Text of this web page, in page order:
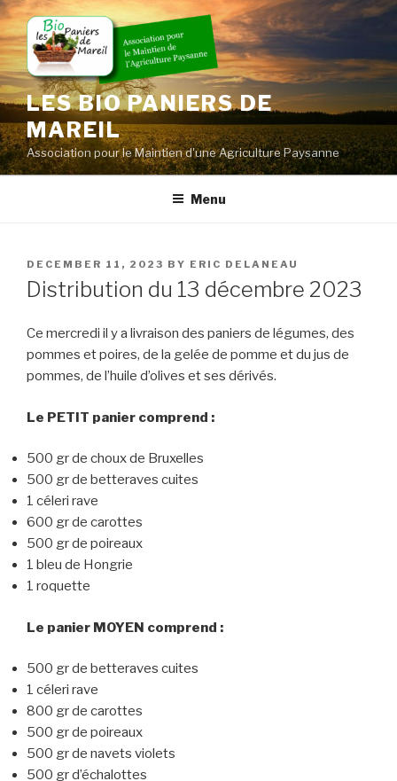
Skip
to
content
LES BIO PANIERS DE
MAREIL
Association pour le Maintien d'une Agriculture Paysanne
Menu
POSTED
ON
DECEMBER 11, 2023 BY ERIC DELANEAU
Distribution du 13 décembre 2023
Ce mercredi il y a livraison des paniers de légumes, des
pommes et poires, de la gelée de pomme et du jus de
pommes, de l’huile d’olives et ses dérivés.
Le PETIT panier comprend :
500 gr de choux de Bruxelles
500 gr de betteraves cuites
1 céleri rave
600 gr de carottes
500 gr de poireaux
1 bleu de Hongrie
1 roquette
Le panier MOYEN comprend :
500 gr de betteraves cuites
1 céleri rave
800 gr de carottes
500 gr de poireaux
500 gr de navets violets
500 gr d’échalottes